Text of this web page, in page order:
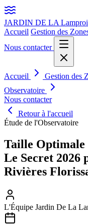
JARDIN DE LA
Accueil Gestion des
Nous contacter
Accueil Gestion des
Observatoire
Nous contacter
Retour à l'accueil
Étude de l'Observatoire
Taille Optimale
Le Secret 2026
Rivières
L'Équipe Jardin De La